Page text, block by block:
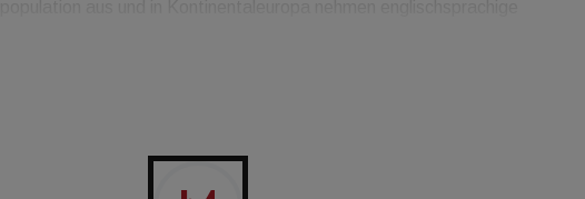
die durch die Nachfrage aufgrund sich verändernder
werden. Die Gesamtleerstandsquote in Europa ist mit 2,4 Prozent